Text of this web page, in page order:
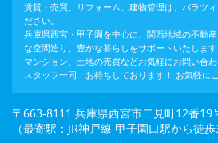
賃貸・売買、リフォーム、建物管理は、パラツ
ださい。
兵庫県西宮・甲子園を中心に、関西地域の不動
な空間造り、豊かな暮らしをサポートいたします
マンション、土地の売買などお気軽にお問い合わ
スタッフ一同 お待ちしております！ お気軽に
〒663-8111 兵庫県西宮市二見町12番19
（最寄駅：JR神戸線 甲子園口駅から徒歩